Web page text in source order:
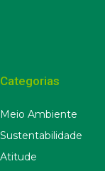
Categorias
Meio Ambiente
Sustentabilidade
Atitude